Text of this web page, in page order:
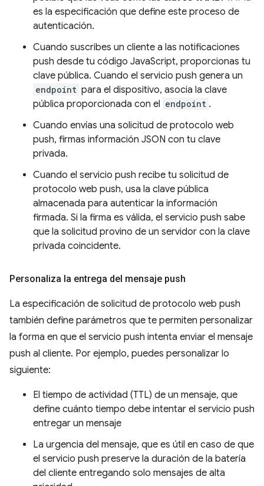
es la especificación que define este proceso de
autenticación.
Cuando suscribes un cliente a las notificaciones
push desde tu código JavaScript, proporcionas tu
clave pública. Cuando el servicio push genera un
endpoint para el dispositivo, asocia la clave
pública proporcionada con el endpoint .
Cuando envías una solicitud de protocolo web
push, firmas información JSON con tu clave
privada.
Cuando el servicio push recibe tu solicitud de
protocolo web push, usa la clave pública
almacenada para autenticar la información
firmada. Si la firma es válida, el servicio push sabe
que la solicitud provino de un servidor con la clave
privada coincidente.
Personaliza la entrega del mensaje push
La especificación de solicitud de protocolo web push
también define parámetros que te permiten personalizar
la forma en que el servicio push intenta enviar el mensaje
push al cliente. Por ejemplo, puedes personalizar lo
siguiente:
El tiempo de actividad (TTL) de un mensaje, que
define cuánto tiempo debe intentar el servicio push
entregar un mensaje
La urgencia del mensaje, que es útil en caso de que
el servicio push preserve la duración de la batería
del cliente entregando solo mensajes de alta